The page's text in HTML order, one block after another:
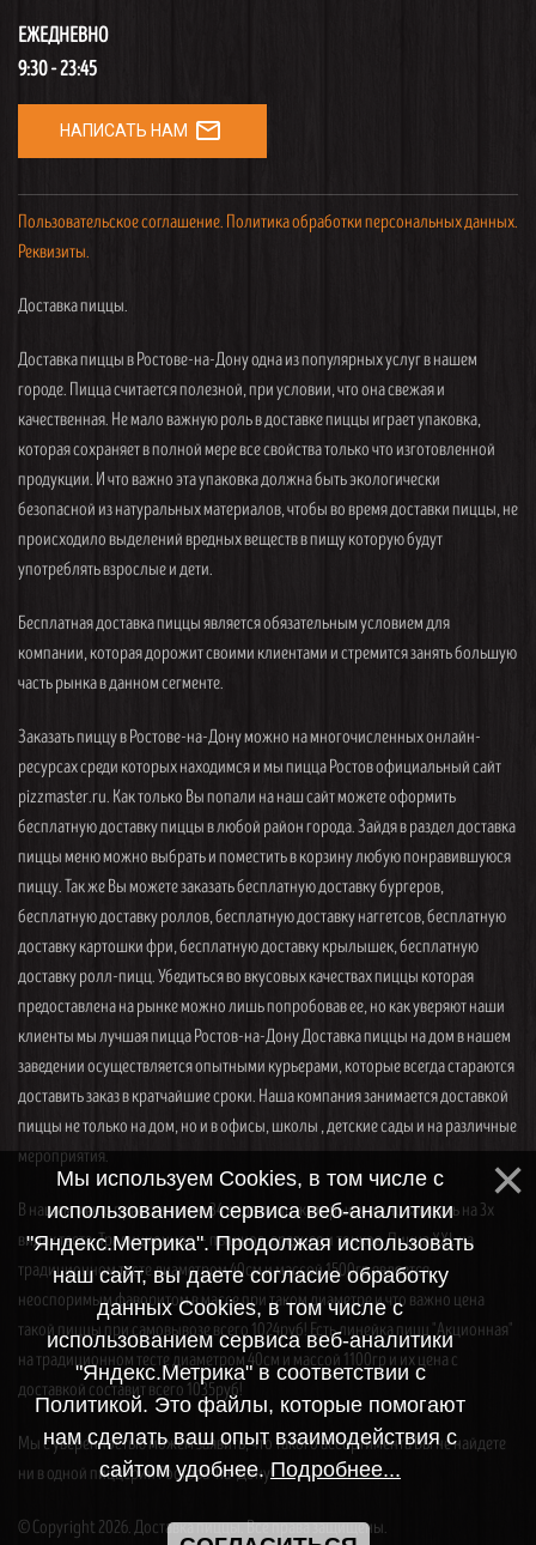
ЕЖЕДНЕВНО
9:30 - 23:45
НАПИСАТЬ НАМ mail_outline
Пользовательское соглашение. Политика обработки персональных данных.
Реквизиты.
Доставка пиццы.
Доставка пиццы в Ростове-на-Дону одна из популярных услуг в нашем
городе. Пицца считается полезной, при условии, что она свежая и
качественная. Не мало важную роль в доставке пиццы играет упаковка,
которая сохраняет в полной мере все свойства только что изготовленной
продукции. И что важно эта упаковка должна быть экологически
безопасной из натуральных материалов, чтобы во время доставки пиццы, не
происходило выделений вредных веществ в пищу которую будут
употреблять взрослые и дети.
Бесплатная доставка пиццы является обязательным условием для
компании, которая дорожит своими клиентами и стремится занять большую
часть рынка в данном сегменте.
Заказать пиццу в Ростове-на-Дону можно на многочисленных онлайн-
ресурсах среди которых находимся и мы пицца Ростов официальный сайт
pizzmaster.ru. Как только Вы попали на наш сайт можете оформить
бесплатную доставку пиццы в любой район города. Зайдя в раздел доставка
пиццы меню можно выбрать и поместить в корзину любую понравившуюся
пиццу. Так же Вы можете заказать бесплатную доставку бургеров,
бесплатную доставку роллов, бесплатную доставку наггетсов, бесплатную
доставку картошки фри, бесплатную доставку крылышек, бесплатную
доставку ролл-пицц. Убедиться во вкусовых качествах пиццы которая
предоставлена на рынке можно лишь попробовав ее, но как уверяют наши
клиенты мы лучшая пицца Ростов-на-Дону Доставка пиццы на дом в нашем
заведении осуществляется опытными курьерами, которые всегда стараются
доставить заказ в кратчайшие сроки. Наша компания занимается доставкой
пиццы не только на дом, но и в офисы, школы , детские сады и на различные
мероприятия.
В нашем меню представлены 34 вида пицц, которые можно заказать на 3х
видах теста. Традиционное — пышное, среднее и тонкое. Пицца XXL на
традиционном тесте диаметром 40см и массой 1500гр является
неоспоримым фаворитом в массе при таком диаметре и что важно цена
такой пиццы при самовывозе всего 1024руб! Есть линейка пицц "Акционная"
на традиционном тесте диаметром 40см и массой 1100гр и их цена с
доставкой составит всего 1035руб!
Мы с уверенностью можем заявить, что такого ассортимента Вы не найдете
ни в одной пиццерии Ростова-на-Дону!
© Copyright 2026. Доставка пиццы. Все права защищены.
Мы используем Cookies, в том числе с
использованием сервиса веб-аналитики
"Яндекс.Метрика". Продолжая использовать
наш сайт, вы даете согласие обработку
данных Cookies, в том числе с
использованием сервиса веб-аналитики
"Яндекс.Метрика" в соответствии с
Политикой. Это файлы, которые помогают
нам сделать ваш опыт взаимодействия с
сайтом удобнее.Подробнее...